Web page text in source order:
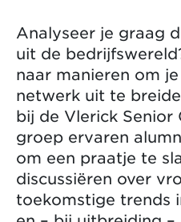
Analyseer je graag
uit de
naar manieren om
netwerk uit te
bij de Vlerick Senior
groep ervaren
om een praatje te
discussiëren over
toekomstige trends